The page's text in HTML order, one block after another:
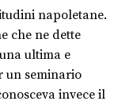
napoletane.
che ne dette
ultima e
un seminario
invece il